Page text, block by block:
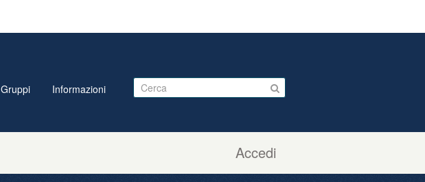
Accedi
Gruppi Informazioni